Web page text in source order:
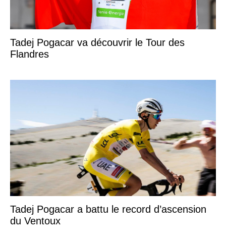
Tadej Pogacar va découvrir le Tour des
Flandres
Tadej Pogacar a battu le record d’ascension
du Ventoux